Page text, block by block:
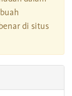
di situs